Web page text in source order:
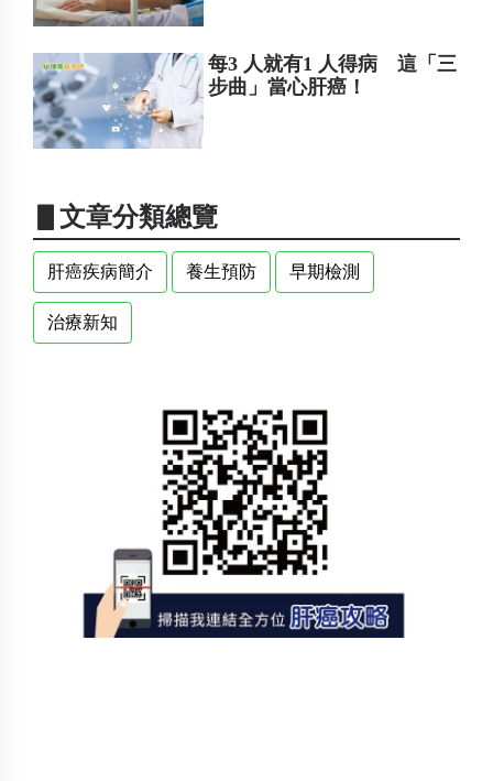
每3 人就有1 人得病 這「三
步曲」當心肝癌！
▋文章分類總覽
肝癌疾病簡介 養生預防 早期檢測
治療新知